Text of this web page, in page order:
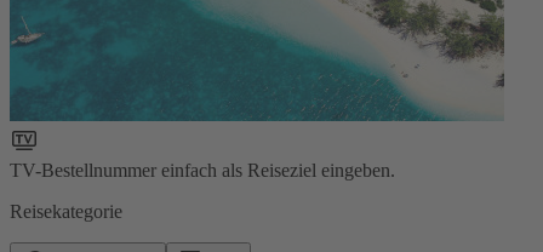
TV-Bestellnummer einfach als Reiseziel eingeben.
Reisekategorie